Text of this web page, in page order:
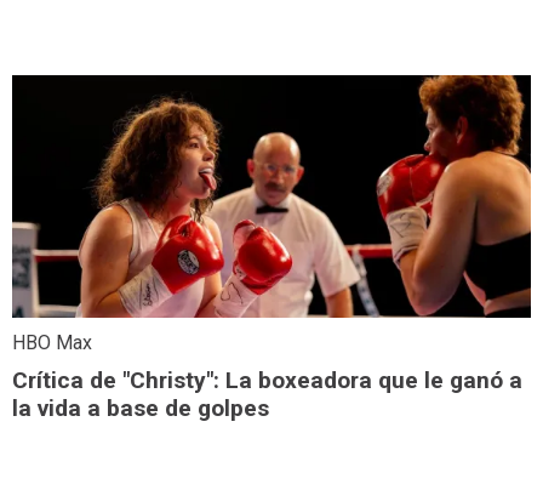
HBO Max
Crítica de "Christy": La boxeadora que le ganó a
la vida a base de golpes